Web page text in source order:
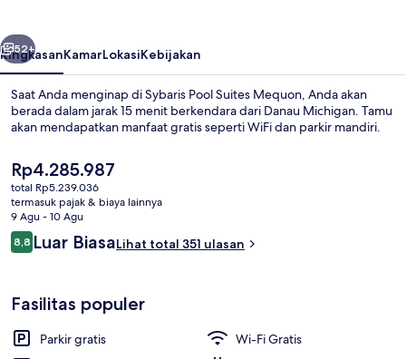
Sauna
Berikutnya
52+
RingkasanKamarLokasiKebijakan
Saat Anda menginap di Sybaris Pool Suites Mequon, Anda akan
berada dalam jarak 15 menit berkendara dari Danau Michigan. Tamu
akan mendapatkan manfaat gratis seperti WiFi dan parkir mandiri.
Harga
saat
ini
Rp4.285.987
Rp4.285.987
total Rp5.239.036
termasuk pajak & biaya lainnya
9 Agu - 10 Agu
Ulasan
8,88,8 dari 10
Luar BiasaLihat total 351 ulasan
Fasilitas populer
Parkir gratis
Wi-Fi Gratis